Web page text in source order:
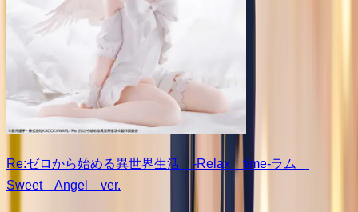
Re:ゼロから始める異世界生活 -Relax time-ラム
Sweet Angel ver.